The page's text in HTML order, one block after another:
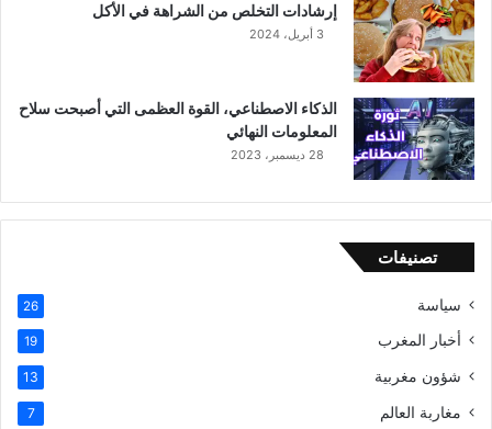
إرشادات التخلص من الشراهة في الأكل
3 أبريل، 2024
الذكاء الاصطناعي، القوة العظمى التي أصبحت سلاح
المعلومات النهائي
28 ديسمبر، 2023
تصنيفات
سياسة 26
أخبار المغرب 19
شؤون مغربية 13
مغاربة العالم 7